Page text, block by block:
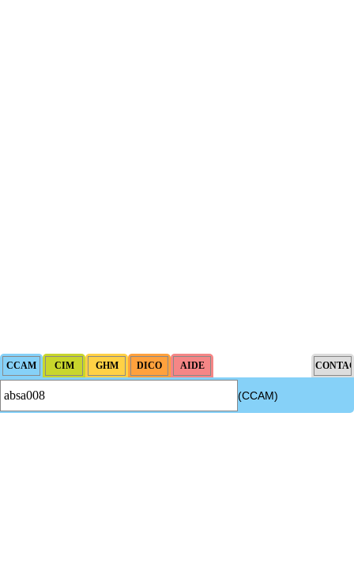
(CCAM)